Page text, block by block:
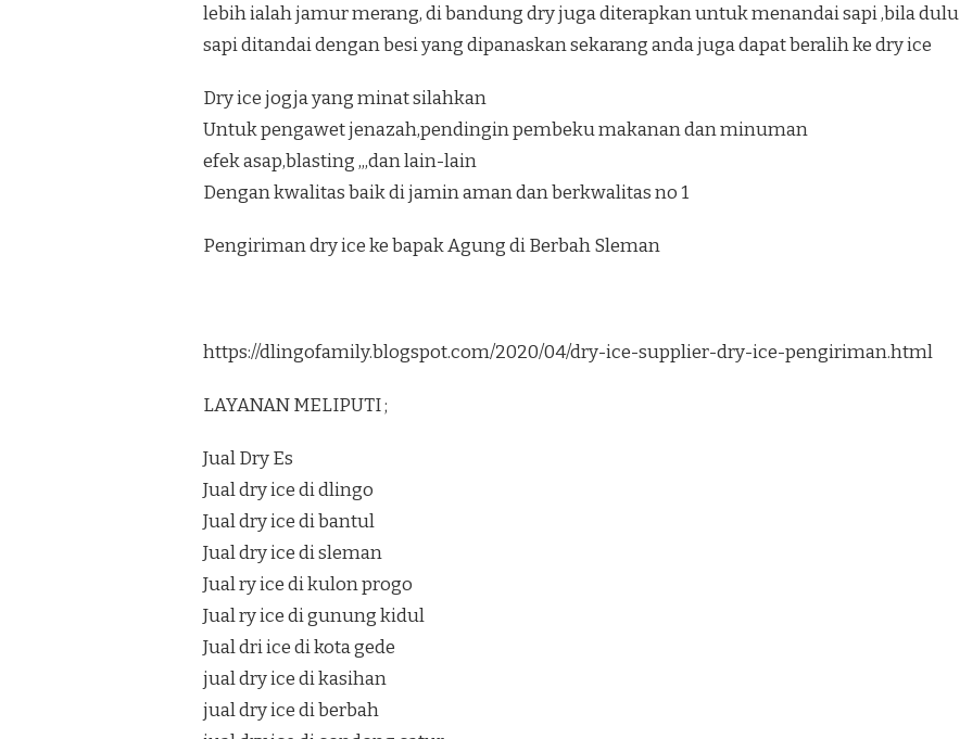
lebih ialah jamur merang, di bandung dry juga diterapkan untuk menandai sapi ,bila dulu
sapi ditandai dengan besi yang dipanaskan sekarang anda juga dapat beralih ke dry ice
Dry ice jogja yang minat silahkan
Untuk pengawet jenazah,pendingin pembeku makanan dan minuman
efek asap,blasting ,,,dan lain-lain
Dengan kwalitas baik di jamin aman dan berkwalitas no 1
Pengiriman dry ice ke bapak Agung di Berbah Sleman
https://dlingofamily.blogspot.com/2020/04/dry-ice-supplier-dry-ice-pengiriman.html
LAYANAN MELIPUTI ;
Jual Dry Es
Jual dry ice di dlingo
Jual dry ice di bantul
Jual dry ice di sleman
Jual ry ice di kulon progo
Jual ry ice di gunung kidul
Jual dri ice di kota gede
jual dry ice di kasihan
jual dry ice di berbah